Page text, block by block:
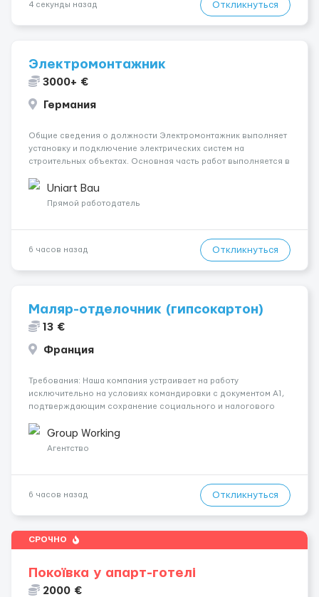
4 секунды назад Откликнуться
Электромонтажник
3000+ €
Германия
Общие сведения о должности Электромонтажник выполняет
установку и подключение электрических систем на
строительных объектах. Основная часть работ выполняется в
делаем только для профессионалов с доказательным
портфолио Обязанности ...
Uniart Bau
Прямой работодатель
6 часов назад Откликнуться
Маляр-отделочник (гипсокартон)
13 €
Франция
Требования: Наша компания устраивает на работу
исключительно на условиях командировки с документом A1,
подтверждающим сохранение социального и налогового
A1 могут получить граждане стран с упрощенным доступом к
рынку труда ЕС (Укра...
Group Working
Агентство
6 часов назад Откликнуться
СРОЧНО
Покоївка у апарт-готелі
2000 €